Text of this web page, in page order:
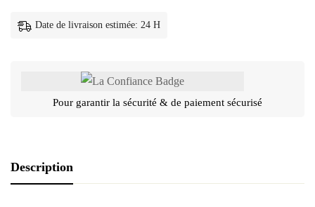
Date de livraison estimée: 24 H
Pour garantir la sécurité & de paiement sécurisé
Description